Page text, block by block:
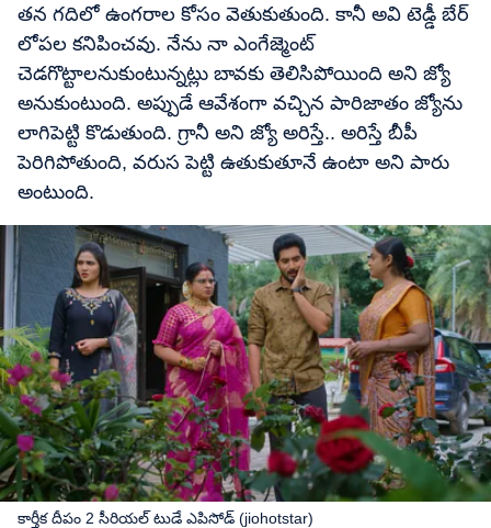
తన గదిలో ఉంగరాల కోసం వెతుకుతుంది. కానీ అవి టెడ్డీ బేర్
లోపల కనిపించవు. నేను నా ఎంగేజ్మెంట్
చెడగొట్టాలనుకుంటున్నట్లు బావకు తెలిసిపోయింది అని జ్యో
అనుకుంటుంది. అప్పుడే ఆవేశంగా వచ్చిన పారిజాతం జ్యోను
లాగిపెట్టి కొడుతుంది. గ్రానీ అని జ్యో అరిస్తే.. అరిస్తే బీపీ
పెరిగిపోతుంది, వరుస పెట్టి ఉతుకుతూనే ఉంటా అని పారు
అంటుంది.
కార్తీక దీపం 2 సీరియల్ టుడే ఎపిసోడ్ (jiohotstar)